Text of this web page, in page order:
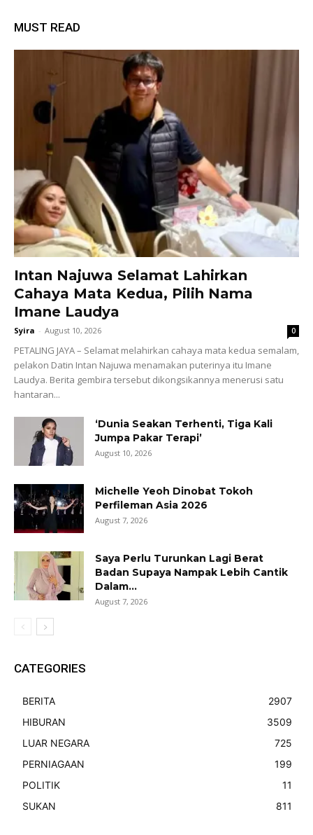
MUST READ
Intan Najuwa Selamat Lahirkan
Cahaya Mata Kedua, Pilih Nama
Imane Laudya
Syira - August 10, 2026 0
PETALING JAYA – Selamat melahirkan cahaya mata kedua semalam,
pelakon Datin Intan Najuwa menamakan puterinya itu Imane
Laudya. Berita gembira tersebut dikongsikannya menerusi satu
hantaran...
‘Dunia Seakan Terhenti, Tiga Kali
Jumpa Pakar Terapi’
August 10, 2026
Michelle Yeoh Dinobat Tokoh
Perfileman Asia 2026
August 7, 2026
Saya Perlu Turunkan Lagi Berat
Badan Supaya Nampak Lebih Cantik
Dalam...
August 7, 2026
CATEGORIES
BERITA
2907
HIBURAN
3509
LUAR NEGARA
725
PERNIAGAAN
199
POLITIK
11
SUKAN
811